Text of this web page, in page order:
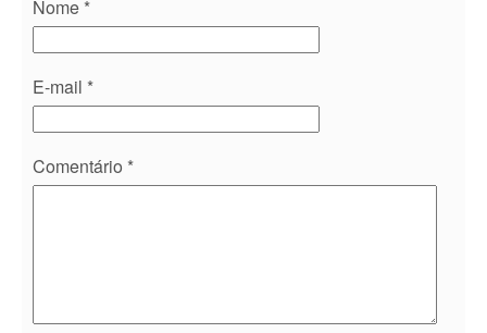
Nome *
E-mail *
Comentário *